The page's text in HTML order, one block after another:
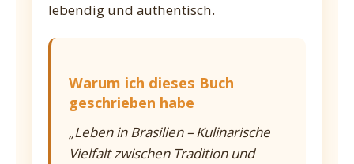
lebendig und authentisch.
Warum ich dieses Buch
geschrieben habe
„Leben in Brasilien – Kulinarische
Vielfalt zwischen Tradition und